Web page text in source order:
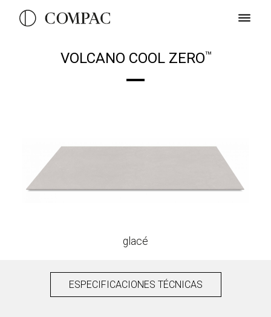
VOLCANO COOL ZEROTM
glacé
ESPECIFICACIONES TÉCNICAS